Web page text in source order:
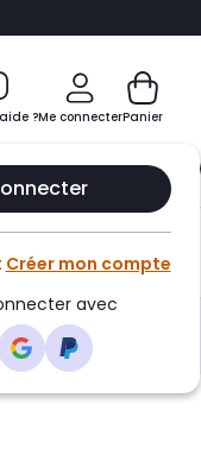
?Me connecter
Créer mon compte
avec
Panier